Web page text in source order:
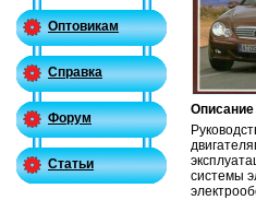
Оптовикам
Справка
Форум
Статьи
Описание
системы